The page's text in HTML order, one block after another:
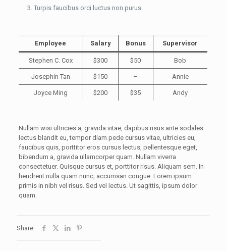
Turpis faucibus orci luctus non purus.
Employee Salary Bonus Supervisor
Stephen C. Cox $300 $50 Bob
Josephin Tan $150 – Annie
Joyce Ming $200 $35 Andy
Nullam wisi ultricies a, gravida vitae, dapibus risus ante sodales
lectus blandit eu, tempor diam pede cursus vitae, ultricies eu,
faucibus quis, porttitor eros cursus lectus, pellentesque eget,
bibendum a, gravida ullamcorper quam. Nullam viverra
consectetuer. Quisque cursus et, porttitor risus. Aliquam sem. In
hendrerit nulla quam nunc, accumsan congue. Lorem ipsum
primis in nibh vel risus. Sed vel lectus. Ut sagittis, ipsum dolor
quam.
Share